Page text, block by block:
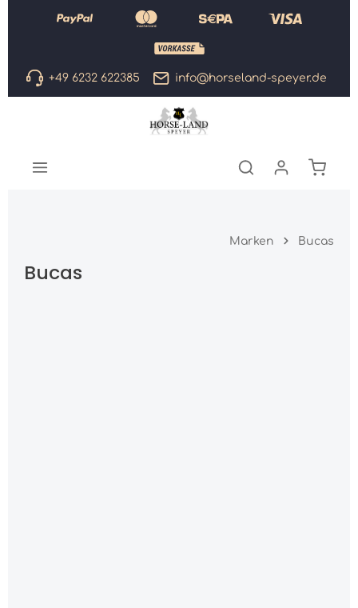
Zum Hauptinhalt springen
+49 6232 622385 info@horseland-speyer.de
Marken Bucas
Bucas